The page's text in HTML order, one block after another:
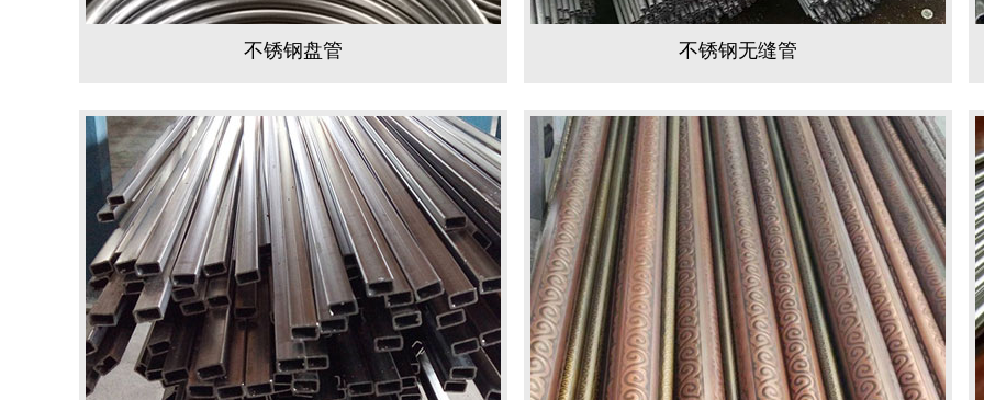
不锈钢盘管 不锈钢无缝管